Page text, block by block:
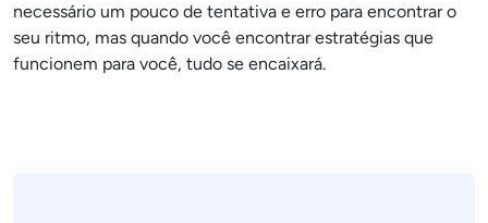
necessário um pouco de tentativa e erro para encontrar o
seu ritmo, mas quando você encontrar estratégias que
funcionem para você, tudo se encaixará.